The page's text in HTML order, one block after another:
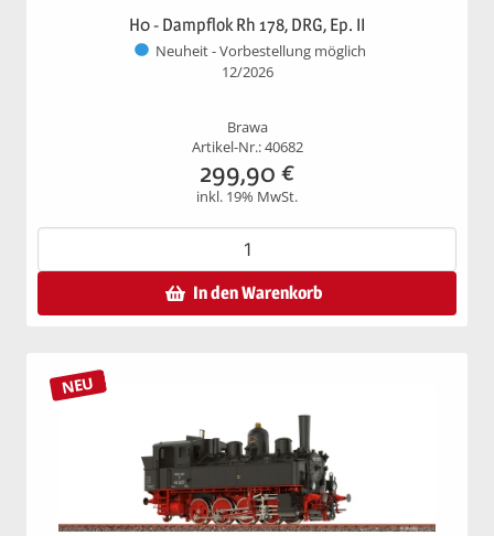
H0 - Dampflok Rh 178, DRG, Ep. II
Neuheit - Vorbestellung möglich
12/2026
Brawa
Artikel-Nr.: 40682
299,90 €
inkl. 19% MwSt.
In den Warenkorb
NEU